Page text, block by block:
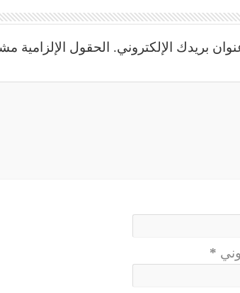
بريدك الإلكتروني. الحقول الإلزامية
*